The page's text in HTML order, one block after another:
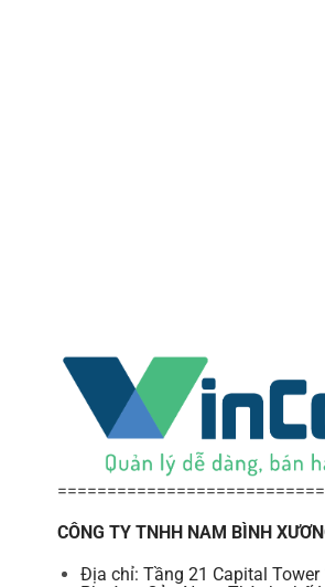
CÔNG TY TNHH NAM BÌNH
Địa chỉ: Tầng 21 Capital